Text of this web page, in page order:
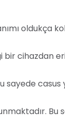
oldukça
cihazdan
casus